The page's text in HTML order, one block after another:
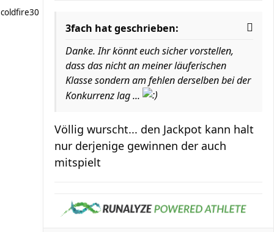
coldfire30
3fach hat geschrieben:
Danke. Ihr könnt euch sicher vorstellen,
dass das nicht an meiner läuferischen
Klasse sondern am fehlen derselben bei der
Konkurrenz lag ...
Völlig wurscht... den Jackpot kann halt
nur derjenige gewinnen der auch
mitspielt